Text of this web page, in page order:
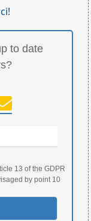
to date
13 of the GDPR
by point 10